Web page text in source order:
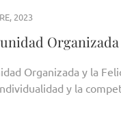
2023
Organizada y la
y la